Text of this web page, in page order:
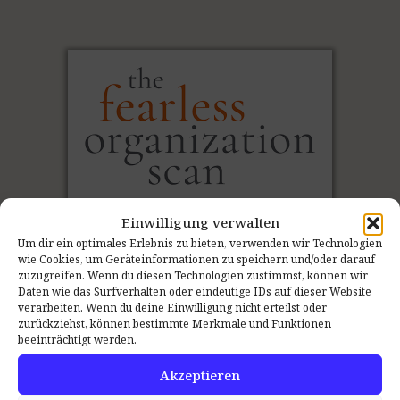
Einwilligung verwalten
Um dir ein optimales Erlebnis zu bieten, verwenden wir Technologien
wie Cookies, um Geräteinformationen zu speichern und/oder darauf
zuzugreifen. Wenn du diesen Technologien zustimmst, können wir
Daten wie das Surfverhalten oder eindeutige IDs auf dieser Website
verarbeiten. Wenn du deine Einwilligung nicht erteilst oder
zurückziehst, können bestimmte Merkmale und Funktionen
beeinträchtigt werden.
Akzeptieren
Den Ist-Zustandmessen:
Der Psychologische Sicherheit Teamscan